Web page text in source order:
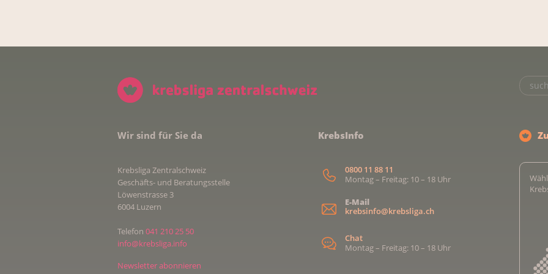
Wir sind für Sie da
Krebsliga Zentralschweiz
Geschäfts- und Beratungsstelle
Löwenstrasse 3
6004 Luzern
Telefon 041 210 25 50
info@krebsliga.info
Newsletter abonnieren
KrebsInfo
0800 11 88 11
Montag – Freitag: 10 – 18 Uhr
E-Mail
krebsinfo@krebsliga.ch
Chat
Montag – Freitag: 10 – 18 Uhr